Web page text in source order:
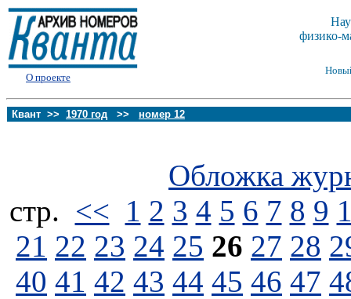
О проекте
физико-
Квант >> 1970 год >> номер 12
Обложка
стp. << 1 2 3 4 5 6 7 8 9
21 22 23 24 25 26 27 28
40 41 42 43 44 45 46 47